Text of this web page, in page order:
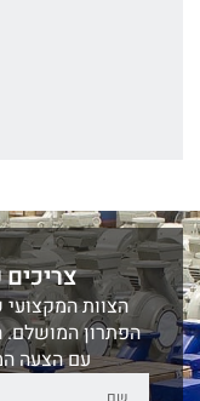
הצוות
הפתרון המושלם.
עם הצעה